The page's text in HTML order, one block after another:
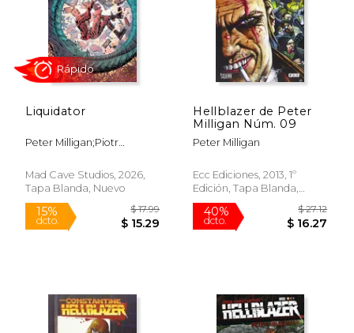
dcto. $ 16.99 dcto.
Liquidator
Peter Milligan;Piotr
Mad Cave Studios, 2026,
Tapa Blanda, Nuevo
Hellblazer de Peter
Milligan Núm. 09
Peter Milligan
Ecc Ediciones, 2013, 1º
Edición, Tapa Blanda,
Nuevo